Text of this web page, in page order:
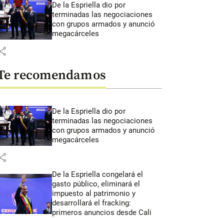
y 2 segundos
De la Espriella dio por
terminadas las negociaciones
con grupos armados y anunció
megacárceles
recomendamos
De la Espriella dio por
terminadas las negociaciones
con grupos armados y anunció
megacárceles
De la Espriella congelará el
gasto público, eliminará el
impuesto al patrimonio y
desarrollará el fracking:
primeros anuncios desde Cali